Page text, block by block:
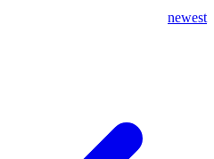
newest